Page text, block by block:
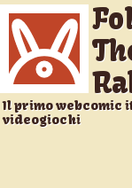
Il primo webcomic
videogiochi